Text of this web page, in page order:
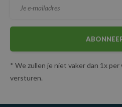
* We zullen je niet vaker dan 1x
versturen.